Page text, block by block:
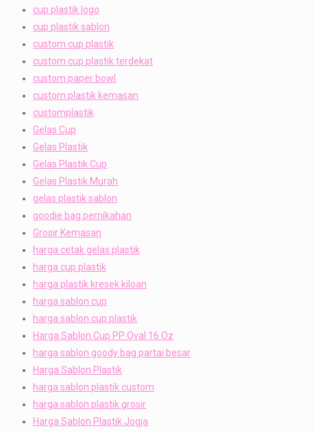
cup plastik logo
cup plastik sablon
custom cup plastik
custom cup plastik terdekat
custom paper bowl
custom plastik kemasan
customplastik
Gelas Cup
Gelas Plastik
Gelas Plastik Cup
Gelas Plastik Murah
gelas plastik sablon
goodie bag pernikahan
Grosir Kemasan
harga cetak gelas plastik
harga cup plastik
harga plastik kresek kiloan
harga sablon cup
harga sablon cup plastik
Harga Sablon Cup PP Oval 16 Oz
harga sablon goody bag partai besar
Harga Sablon Plastik
harga sablon plastik custom
harga sablon plastik grosir
Harga Sablon Plastik Jogja